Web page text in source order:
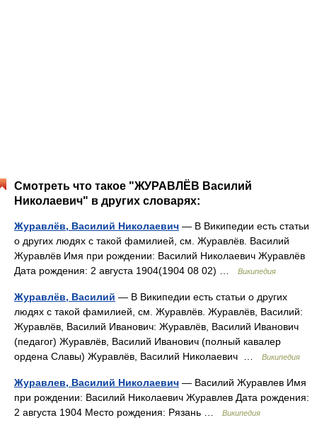
Смотреть что такое "ЖУРАВЛЁВ Василий
Николаевич" в других словарях:
Журавлёв, Василий Николаевич — В Википедии есть статьи
о других людях с такой фамилией, см. Журавлёв. Василий
Журавлёв Имя при рождении: Василий Николаевич Журавлёв
Дата рождения: 2 августа 1904(1904 08 02) …
Википедия
Журавлёв, Василий — В Википедии есть статьи о других
людях с такой фамилией, см. Журавлёв. Журавлёв, Василий:
Журавлёв, Василий Иванович: Журавлёв, Василий Иванович
(педагог) Журавлёв, Василий Иванович (полный кавалер
ордена Славы) Журавлёв, Василий Николаевич …
Википедия
Журавлев, Василий Николаевич — Василий Журавлев Имя
при рождении: Василий Николаевич Журавлев Дата рождения:
2 августа 1904 Место рождения: Рязань …
Википедия